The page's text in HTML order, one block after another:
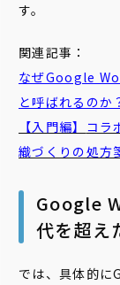
す。
関連記事：
なぜGoogle
と呼ばれるのか
【入門編】 コラ
織づくりの処方
Google
代を超え
では、具体的